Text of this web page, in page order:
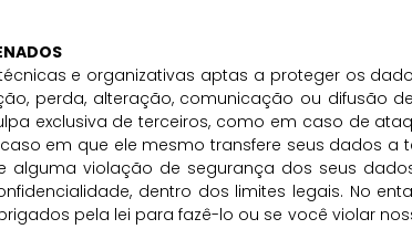
e organizativas aptas a proteger os
perda, alteração, comunicação ou difusão
exclusiva de terceiros, como em caso de
em que ele mesmo transfere seus dados a
violação de segurança dos seus
dentro dos limites legais. No
pela lei para fazê-lo ou se você violar